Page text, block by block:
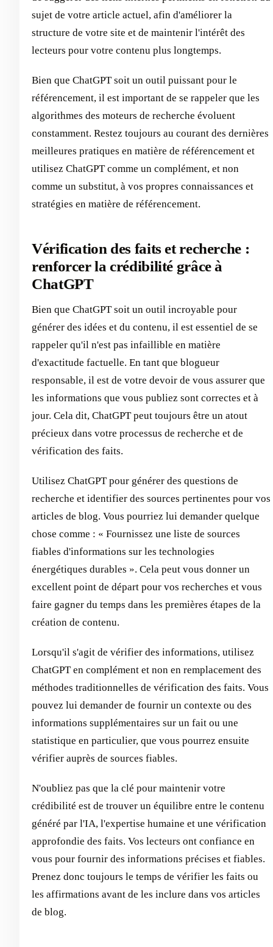
sujet de votre article actuel, afin d'améliorer la
structure de votre site et de maintenir l'intérêt des
lecteurs pour votre contenu plus longtemps.
Bien que ChatGPT soit un outil puissant pour le
référencement, il est important de se rappeler que les
algorithmes des moteurs de recherche évoluent
constamment. Restez toujours au courant des dernières
meilleures pratiques en matière de référencement et
utilisez ChatGPT comme un complément, et non
comme un substitut, à vos propres connaissances et
stratégies en matière de référencement.
Vérification des faits et recherche :
renforcer la crédibilité grâce à
ChatGPT
Bien que ChatGPT soit un outil incroyable pour
générer des idées et du contenu, il est essentiel de se
rappeler qu'il n'est pas infaillible en matière
d'exactitude factuelle. En tant que blogueur
responsable, il est de votre devoir de vous assurer que
les informations que vous publiez sont correctes et à
jour. Cela dit, ChatGPT peut toujours être un atout
précieux dans votre processus de recherche et de
vérification des faits.
Utilisez ChatGPT pour générer des questions de
recherche et identifier des sources pertinentes pour vos
articles de blog. Vous pourriez lui demander quelque
chose comme : « Fournissez une liste de sources
fiables d'informations sur les technologies
énergétiques durables ». Cela peut vous donner un
excellent point de départ pour vos recherches et vous
faire gagner du temps dans les premières étapes de la
création de contenu.
Lorsqu'il s'agit de vérifier des informations, utilisez
ChatGPT en complément et non en remplacement des
méthodes traditionnelles de vérification des faits. Vous
pouvez lui demander de fournir un contexte ou des
informations supplémentaires sur un fait ou une
statistique en particulier, que vous pourrez ensuite
vérifier auprès de sources fiables.
N'oubliez pas que la clé pour maintenir votre
crédibilité est de trouver un équilibre entre le contenu
généré par l'IA, l'expertise humaine et une vérification
approfondie des faits. Vos lecteurs ont confiance en
vous pour fournir des informations précises et fiables.
Prenez donc toujours le temps de vérifier les faits ou
les affirmations avant de les inclure dans vos articles
de blog.